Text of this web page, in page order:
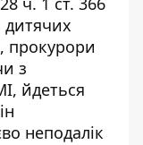
дитячих
прокурори
з
йдеться
неподалік